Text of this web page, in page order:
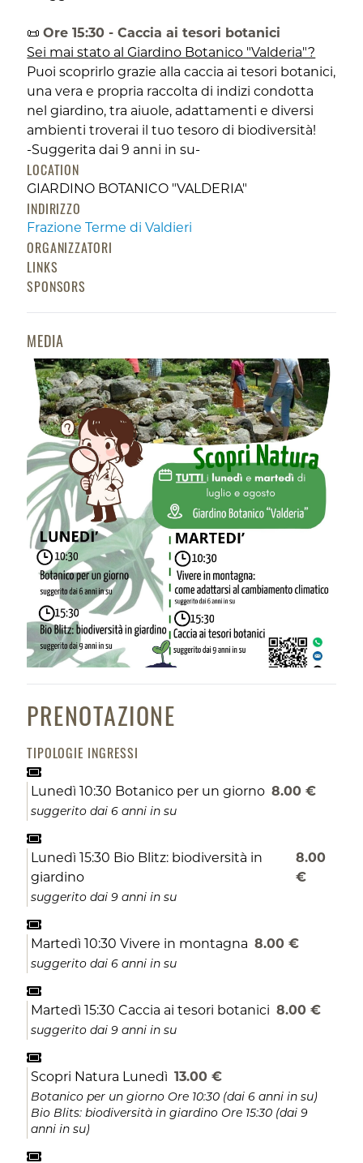
📜Ore 15:30 - Caccia ai tesori botanici
Sei mai stato al Giardino Botanico "Valderia"?
Puoi scoprirlo grazie alla caccia ai tesori botanici,
una vera e propria raccolta di indizi condotta
nel giardino, tra aiuole, adattamenti e diversi
ambienti troverai il tuo tesoro di biodiversità!
-Suggerita dai 9 anni in su-
LOCATION
GIARDINO BOTANICO "VALDERIA"
INDIRIZZO
Frazione Terme di Valdieri
ORGANIZZATORI
LINKS
SPONSORS
MEDIA
PRENOTAZIONE
TIPOLOGIE INGRESSI
Lunedì 10:30 Botanico per un giorno 8.00 €
suggerito dai 6 anni in su
Lunedì 15:30 Bio Blitz: biodiversità in
giardino
8.00
€
suggerito dai 9 anni in su
Martedì 10:30 Vivere in montagna 8.00 €
suggerito dai 6 anni in su
Martedì 15:30 Caccia ai tesori botanici 8.00 €
suggerito dai 9 anni in su
Scopri Natura Lunedì 13.00 €
Botanico per un giorno Ore 10:30 (dai 6 anni in su)
Bio Blits: biodiversità in giardino Ore 15:30 (dai 9
anni in su)